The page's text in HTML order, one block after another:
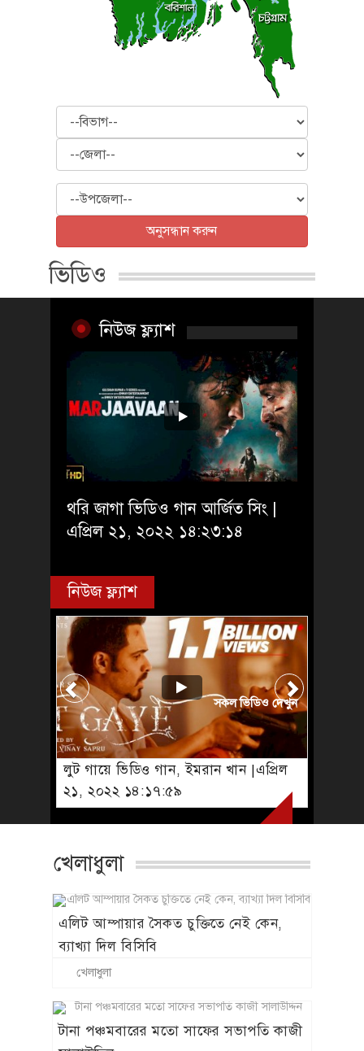
বিভাগ
জেলা
উপজেলা
অনুসন্ধান করুন
ভিডিও
নিউজ ফ্ল্যাশ
থরি জাগা ভিডিও গান আর্জিত সিং |
এপ্রিল ২১, ২০২২ ১৪:২৩:১৪
নিউজ ফ্ল্যাশ
লুট গায়ে ভিডিও গান, ইমরান খান |এপ্রিল
২১, ২০২২ ১৪:১৭:৫৯
সকল ভিডিও দেখুন
খেলাধুলা
এলিট আম্পায়ার সৈকত চুক্তিতে নেই কেন,
ব্যাখ্যা দিল বিসিবি
খেলাধুলা
টানা পঞ্চমবারের মতো সাফের সভাপতি কাজী